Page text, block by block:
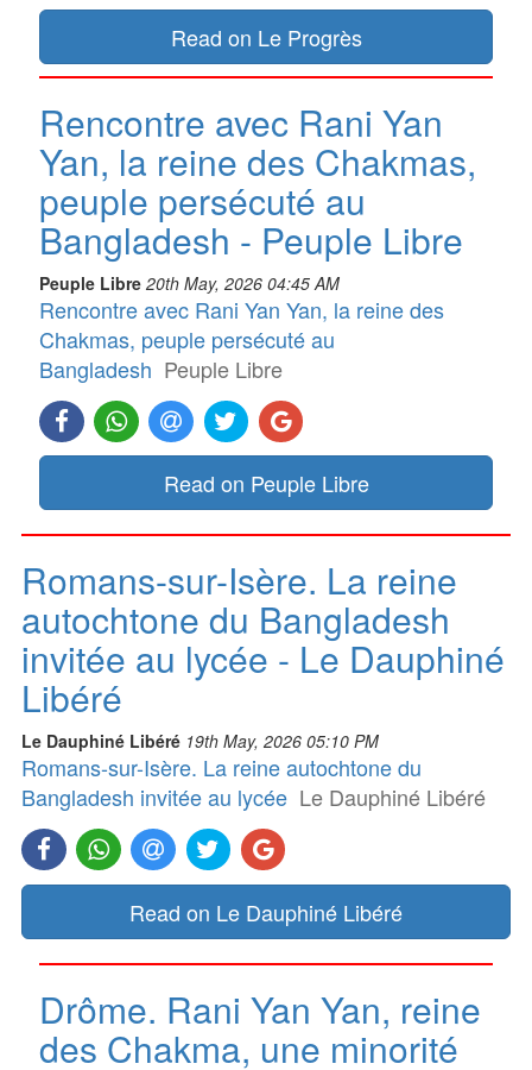
Read on Le Progrès
Rencontre avec Rani Yan
Yan, la reine des Chakmas,
peuple persécuté au
Bangladesh - Peuple Libre
Peuple Libre 20th May, 2026 04:45 AM
Rencontre avec Rani Yan Yan, la reine des
Chakmas, peuple persécuté au
Bangladesh Peuple Libre
Read on Peuple Libre
Romans-sur-Isère. La reine
autochtone du Bangladesh
invitée au lycée - Le Dauphiné
Libéré
Le Dauphiné Libéré 19th May, 2026 05:10 PM
Romans-sur-Isère. La reine autochtone du
Bangladesh invitée au lycée Le Dauphiné Libéré
Read on Le Dauphiné Libéré
Drôme. Rani Yan Yan, reine
des Chakma, une minorité